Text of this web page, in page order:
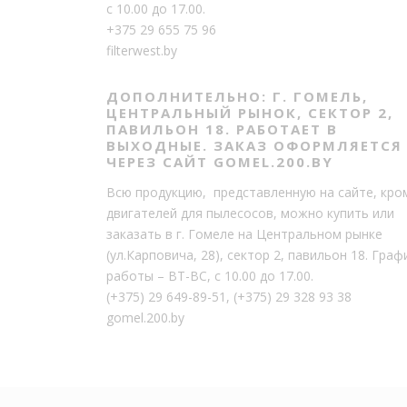
с 10.00 до 17.00.
+375 29 655 75 96
filterwest.by
ДОПОЛНИТЕЛЬНО: Г. ГОМЕЛЬ,
ЦЕНТРАЛЬНЫЙ РЫНОК, СЕКТОР 2,
ПАВИЛЬОН 18. РАБОТАЕТ В
ВЫХОДНЫЕ. ЗАКАЗ ОФОРМЛЯЕТСЯ
ЧЕРЕЗ САЙТ GOMEL.200.BY
Всю продукцию, представленную на сайте,
двигателей для пылесосов, можно купить или
заказать в г. Гомеле на Центральном рынке
(ул.Карповича, 28), сектор 2, павильон 18.
работы – ВТ-ВС, с 10.00 до 17.00.
(+375) 29 649-89-51 , (+375) 29 328 93 38
gomel.200.by